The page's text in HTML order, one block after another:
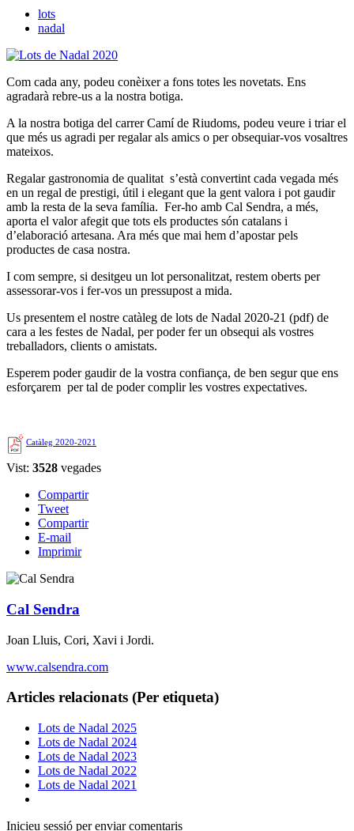
lots
nadal
Com cada any, podeu conèixer a fons totes les novetats. Ens
agradarà rebre-us a la nostra botiga.
A la nostra botiga del carrer Camí de Riudoms, podeu veure i triar el
que més us agradi per regalar als amics o per obsequiar-vos vosaltres
mateixos.
Regalar gastronomia de qualitat s’està convertint cada vegada més
en un regal de prestigi, útil i elegant que la gent valora i pot gaudir
amb la resta de la seva família. Fer-ho amb Cal Sendra, a més,
aporta el valor afegit que tots els productes són catalans i
d’elaboració artesana. Ara més que mai hem d’apostar pels
productes de casa nostra.
I com sempre, si desitgeu un lot personalitzat, restem oberts per
assessorar-vos i fer-vos un pressupost a mida.
Us presentem el nostre catàleg de lots de Nadal 2020-21 (pdf) de
cara a les festes de Nadal, per poder fer un obsequi als vostres
treballadors, clients o amistats.
Esperem poder gaudir de la vostra confiança, de ben segur que ens
esforçarem per tal de poder complir les vostres expectatives.
Catàleg 2020-2021
Vist: 3528 vegades
Compartir
Tweet
Compartir
E-mail
Imprimir
Cal Sendra
Joan Lluis, Cori, Xavi i Jordi.
www.calsendra.com
Articles relacionats (Per etiqueta)
Lots de Nadal 2025
Lots de Nadal 2024
Lots de Nadal 2023
Lots de Nadal 2022
Lots de Nadal 2021
Inicieu sessió per enviar comentaris